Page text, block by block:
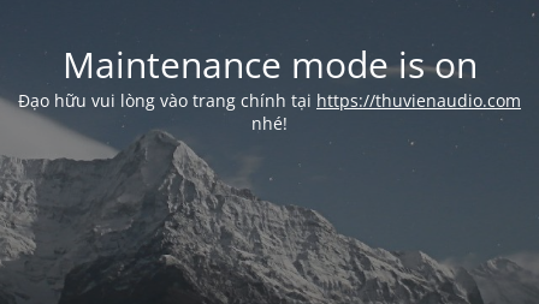
Maintenance mode is on
Đạo hữu vui lòng vào trang chính tại https://thuvienaudio.com
nhé!